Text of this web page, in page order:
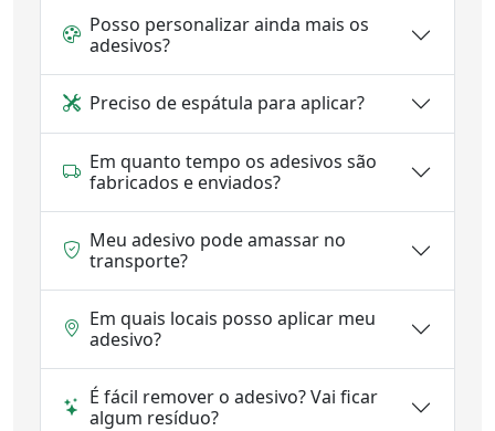
Posso personalizar ainda mais os
adesivos?
Preciso de espátula para aplicar?
Em quanto tempo os adesivos são
fabricados e enviados?
Meu adesivo pode amassar no
transporte?
Em quais locais posso aplicar meu
adesivo?
É fácil remover o adesivo? Vai ficar
algum resíduo?